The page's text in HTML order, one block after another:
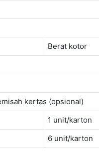
Berat kotor
kertas (opsional)
1 unit/karton
6 unit/karton